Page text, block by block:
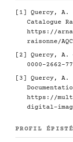
[1] Quercy, A.
Catalogue
https://
raisonne/
[2] Quercy, A.
0000-2662-
[3] Quercy,
https://
digital-
PROFIL